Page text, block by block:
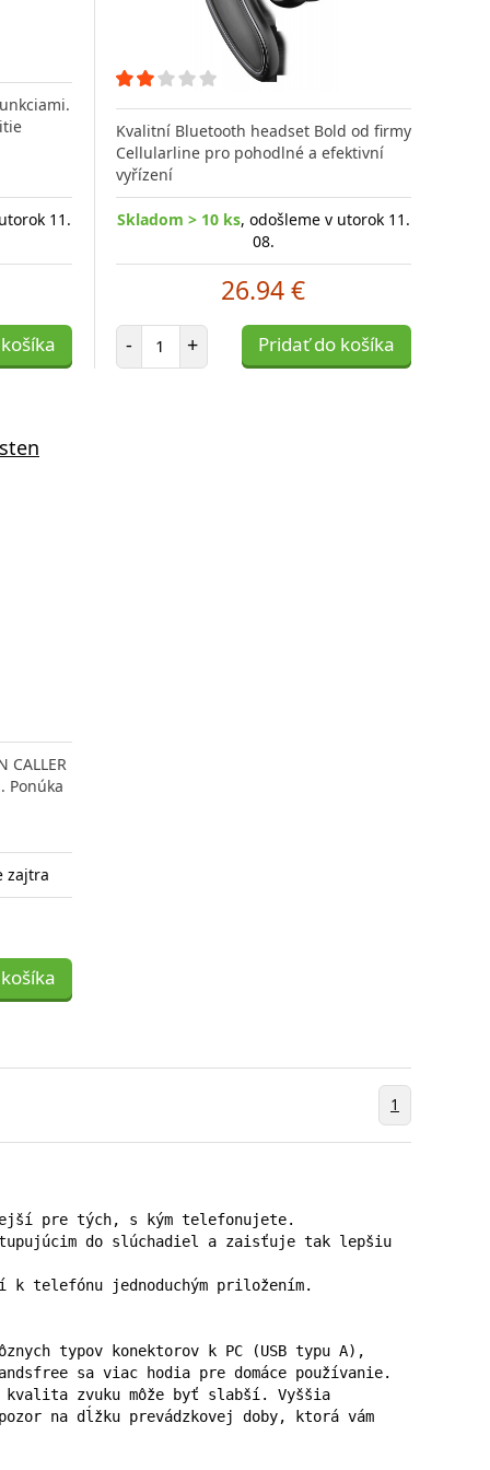
11.
Kvalitní Bluetooth headset Bold od firmy
Cellularline pro pohodlné a efektivní
vyřízení
Skladom > 10 ks, odošleme v utorok 11.
08.
26.94 €
- Počet položiek
+ Pridať do košíka
CALLER
Ponúka
zajtra
1
pre tých, s kým telefonujete.
do slúchadiel a zaisťuje tak lepšiu
telefónu jednoduchým priložením.
typov konektorov k PC (USB typu A),
sa viac hodia pre domáce používanie.
zvuku môže byť slabší. Vyššia
na dĺžku prevádzkovej doby, ktorá vám